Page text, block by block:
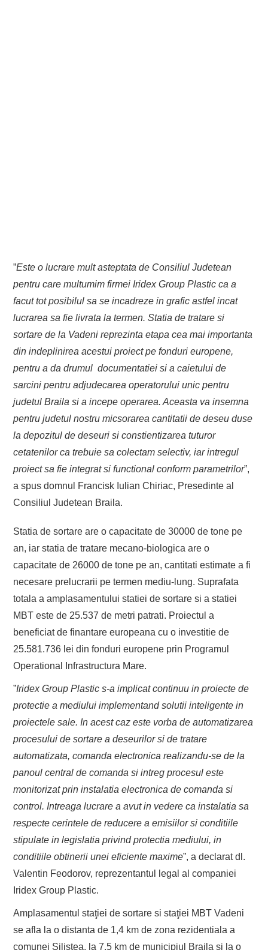
”Este o lucrare mult asteptata de Consiliul Judetean
pentru care multumim firmei Iridex Group Plastic ca a
facut tot posibilul sa se incadreze in grafic astfel incat
lucrarea sa fie livrata la termen. Statia de tratare si
sortare de la Vadeni reprezinta etapa cea mai importanta
din indeplinirea acestui proiect pe fonduri europene,
pentru a da drumul documentatiei si a caietului de
sarcini pentru adjudecarea operatorului unic pentru
judetul Braila si a incepe operarea. Aceasta va insemna
pentru judetul nostru micsorarea cantitatii de deseu duse
la depozitul de deseuri si constientizarea tuturor
cetatenilor ca trebuie sa colectam selectiv, iar intregul
proiect sa fie integrat si functional conform parametrilor”,
a spus domnul Francisk Iulian Chiriac, Presedinte al
Consiliul Judetean Braila.
Statia de sortare are o capacitate de 30000 de tone pe
an, iar statia de tratare mecano-biologica are o
capacitate de 26000 de tone pe an, cantitati estimate a fi
necesare prelucrarii pe termen mediu-lung. Suprafata
totala a amplasamentului statiei de sortare si a statiei
MBT este de 25.537 de metri patrati. Proiectul a
beneficiat de finantare europeana cu o investitie de
25.581.736 lei din fonduri europene prin Programul
Operational Infrastructura Mare.
”Iridex Group Plastic s-a implicat continuu in proiecte de
protectie a mediului implementand solutii inteligente in
proiectele sale. In acest caz este vorba de automatizarea
procesului de sortare a deseurilor si de tratare
automatizata, comanda electronica realizandu-se de la
panoul central de comanda si intreg procesul este
monitorizat prin instalatia electronica de comanda si
control. Intreaga lucrare a avut in vedere ca instalatia sa
respecte cerintele de reducere a emisiilor si conditiile
stipulate in legislatia privind protectia mediului, in
conditiile obtinerii unei eficiente maxime”, a declarat dl.
Valentin Feodorov, reprezentantul legal al companiei
Iridex Group Plastic.
Amplasamentul staţiei de sortare si staţiei MBT Vadeni
se afla la o distanta de 1,4 km de zona rezidentiala a
comunei Silistea, la 7,5 km de municipiul Braila si la o